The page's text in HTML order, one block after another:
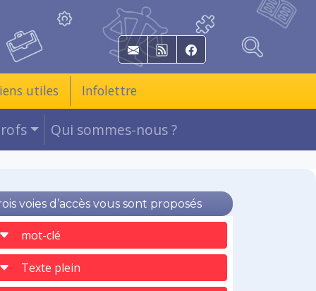
E-mail RSS Facebook
utiles Infolettre
Qui sommes-nous ?
voies d’accès vous sont proposés
mot-clé
Texte plein